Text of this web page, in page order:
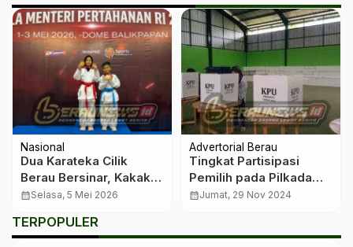
Nasional
Dua Karateka Cilik
Berau Bersinar, Kakak
Beradik Taklukkan
calendar_monthSelasa, 5 Mei 2026
Advertorial Berau
Tingkat Partisipasi
Pemilih pada Pilkada
2024 di Berau Hanya
calendar_monthJumat, 29 Nov 2024
TERPOPULER